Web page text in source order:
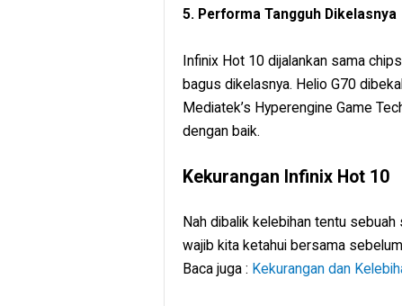
5. Performa Tangguh Dikelasnya
Infinix Hot 10 dijalankan sama
bagus dikelasnya. Helio G70
Mediatek’s Hyperengine Game
dengan baik.
Kekurangan Infinix Hot 10
Nah dibalik kelebihan tentu
wajib kita ketahui bersama
Baca juga : Kekurangan dan